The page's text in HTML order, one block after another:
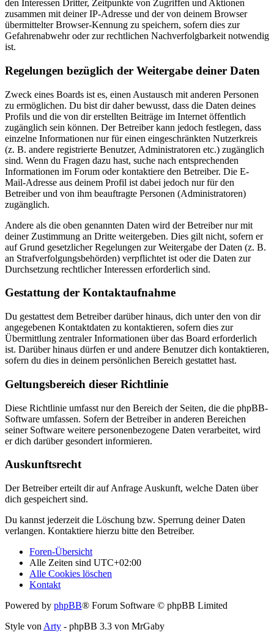
den Interessen Dritter, Zeitpunkte von Zugriffen und Aktionen
zusammen mit deiner IP-Adresse und der von deinem Browser
übermittelter Browser-Kennung zu speichern, sofern dies zur
Gefahrenabwehr oder zur rechtlichen Nachverfolgbarkeit notwendig
ist.
Regelungen bezüglich der Weitergabe deiner Daten
Zweck eines Boards ist es, einen Austausch mit anderen Personen
zu ermöglichen. Du bist dir daher bewusst, dass die Daten deines
Profils und die von dir erstellten Beiträge im Internet öffentlich
zugänglich sein können. Der Betreiber kann jedoch festlegen, dass
einzelne Informationen nur für einen eingeschränkten Nutzerkreis
(z. B. andere registrierte Benutzer, Administratoren etc.) zugänglich
sind. Wenn du Fragen dazu hast, suche nach entsprechenden
Informationen im Forum oder kontaktiere den Betreiber. Die E-
Mail-Adresse aus deinem Profil ist dabei jedoch nur für den
Betreiber und von ihm beauftragte Personen (Administratoren)
zugänglich.
Andere als die oben genannten Daten wird der Betreiber nur mit
deiner Zustimmung an Dritte weitergeben. Dies gilt nicht, sofern er
auf Grund gesetzlicher Regelungen zur Weitergabe der Daten (z. B.
an Strafverfolgungsbehörden) verpflichtet ist oder die Daten zur
Durchsetzung rechtlicher Interessen erforderlich sind.
Gestattung der Kontaktaufnahme
Du gestattest dem Betreiber darüber hinaus, dich unter den von dir
angegebenen Kontaktdaten zu kontaktieren, sofern dies zur
Übermittlung zentraler Informationen über das Board erforderlich
ist. Darüber hinaus dürfen er und andere Benutzer dich kontaktieren,
sofern du dies in deinem persönlichen Bereich gestattet hast.
Geltungsbereich dieser Richtlinie
Diese Richtlinie umfasst nur den Bereich der Seiten, die die phpBB-
Software umfassen. Sofern der Betreiber in anderen Bereichen
seiner Software weitere personenbezogene Daten verarbeitet, wird
er dich darüber gesondert informieren.
Auskunftsrecht
Der Betreiber erteilt dir auf Anfrage Auskunft, welche Daten über
dich gespeichert sind.
Du kannst jederzeit die Löschung bzw. Sperrung deiner Daten
verlangen. Kontaktiere hierzu bitte den Betreiber.
Foren-Übersicht
Alle Zeiten sind UTC+02:00
Alle Cookies löschen
Kontakt
Powered by phpBB® Forum Software © phpBB Limited
Style von Arty - phpBB 3.3 von MrGaby